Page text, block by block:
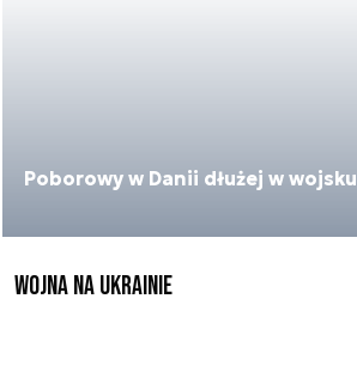
Poborowy w Danii dłużej w wojsku
Wojna na Ukrainie